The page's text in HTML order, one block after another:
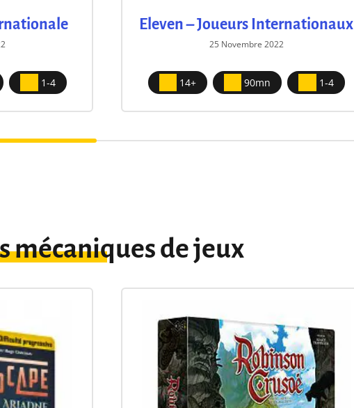
1-4
Eleven – Joueurs Internationaux
25 Novembre 2022
14+ 90mn 1-4
mécaniques de jeux